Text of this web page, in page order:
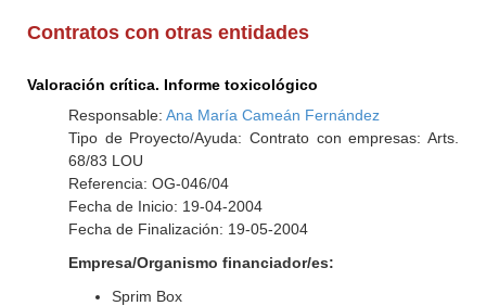
Contratos con otras entidades
Valoración crítica. Informe toxicológico
Responsable: Ana María Cameán Fernández
Tipo de Proyecto/Ayuda: Contrato con empresas: Arts.
68/83 LOU
Referencia: OG-046/04
Fecha de Inicio: 19-04-2004
Fecha de Finalización: 19-05-2004
Empresa/Organismo financiador/es:
Sprim Box